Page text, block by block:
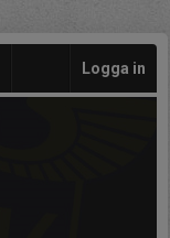
Logga in